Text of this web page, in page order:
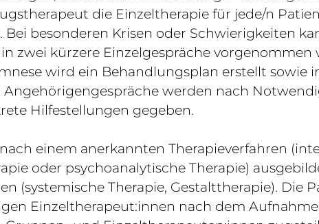
die Einzeltherapie für jede/n
besonderen Krisen oder Schwierigkeiten
zwei kürzere Einzelgespräche vorgenommen
wird ein Behandlungsplan erstellt sowie
werden nach
Hilfestellungen gegeben.
einem anerkannten Therapieverfahren
oder psychoanalytische Therapie)
(systemische Therapie, Gestalttherapie). Die
Einzeltherapeut:innen nach dem